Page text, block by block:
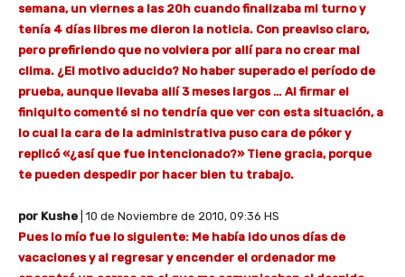
semana, un viernes a las 20h cuando finalizaba mi turno y
tenía 4 días libres me dieron la noticia. Con preaviso claro,
pero prefiriendo que no volviera por allí para no crear mal
clima. ¿El motivo aducido? No haber superado el período de
prueba, aunque llevaba allí 3 meses largos … Al firmar el
finiquito comenté si no tendría que ver con esta situación, a
lo cual la cara de la administrativa puso cara de póker y
replicó «¿así que fue intencionado?» Tiene gracia, porque
te pueden despedir por hacer bien tu trabajo.
por Kushe | 10 de Noviembre de 2010, 09:36 HS
Pues lo mío fue lo siguiente: Me había ido unos días de
vacaciones y al regresar y encender el ordenador me